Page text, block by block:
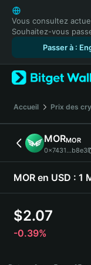
English
日本語
Tiếng Việt
Español
Türkçe
Français
Deutsch
简体中文
繁體中文
Português
Bahasa Indonesia
ภาษาไทย
Español
Español (Argentina)
Vous consultez
Souhaitez-vous
Passer à :
Accueil Prix des
MORMOR
0x7431...b8e3
MOR en USD : 1
$2.07
-0.39%